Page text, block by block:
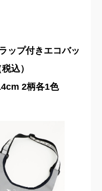
ップ付きエコバッ
込）
2柄各1色